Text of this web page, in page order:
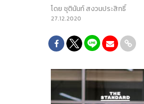
โดย ชุตินันท์ สงวนประสิทธิ์
27.12.2020